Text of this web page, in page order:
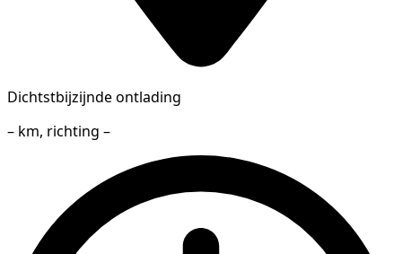
Dichtstbijzijnde ontlading
– km, richting –